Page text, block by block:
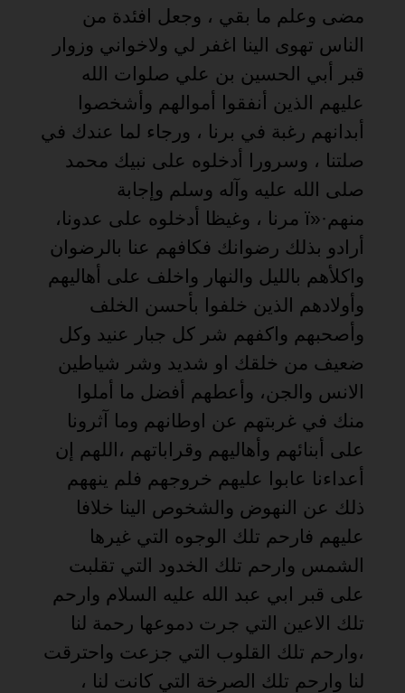
مضى وعلم ما بقي ، وجعل افئدة من
الناس تهوى الينا اغفر لي ولاخواني وزوار
قبر أبي الحسين بن علي صلوات الله
عليهم الذين أنفقوا أموالهم وأشخصوا
أبدانهم رغبة في برنا ، ورجاء لما عندك في
صلتنا ، وسرورا أدخلوه على نبيك محمد
صلى الله عليه وآله وسلم وإجابة
منهم ï»· مرنا ، وغيظا أدخلوه على عدونا،
أرادو بذلك رضوانك فكافهم عنا بالرضوان
واكلأهم بالليل والنهار واخلف على أهاليهم
وأولادهم الذين خلفوا بأحسن الخلف
وأصحبهم واكفهم شر كل جبار عنيد وكل
ضعيف من خلقك او شديد وشر شياطين
الانس والجن، وأعطهم أفضل ما أملوا
منك في غربتهم عن اوطانهم وما آثرونا
على أبنائهم وأهاليهم وقراباتهم ،اللهم إن
أعداءنا عابوا عليهم خروجهم فلم ينههم
ذلك عن النهوض والشخوص الينا خلافا
عليهم فارحم تلك الوجوه التي غيرها
الشمس وارحم تلك الخدود التي تقلبت
على قبر ابي عبد الله عليه السلام وارحم
تلك الاعين التي جرت دموعها رحمة لنا
،وارحم تلك القلوب التي جزعت واحترقت
لنا وارحم تلك الصرخة التي كانت لنا ،